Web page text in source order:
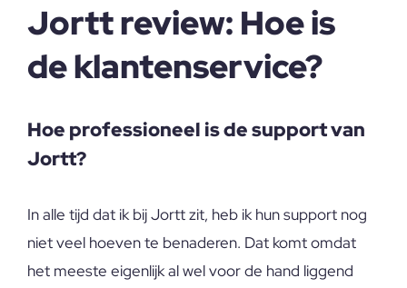
Jortt review: Hoe is
de klantenservice?
Hoe professioneel is de support van
Jortt?
In alle tijd dat ik bij Jortt zit, heb ik hun support nog
niet veel hoeven te benaderen. Dat komt omdat
het meeste eigenlijk al wel voor de hand liggend